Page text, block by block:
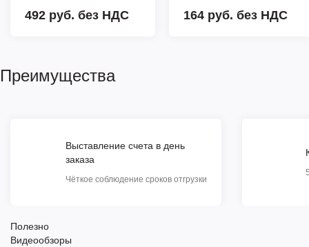
492 руб. без НДС 164 руб. без НДС
Преимущества
Выставление счета в день
заказа
Чёткое соблюдение сроков отгрузки
Полезно
Видеообзоры